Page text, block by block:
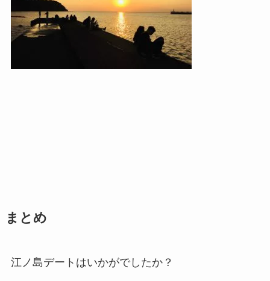
まとめ
江ノ島デートはいかがでしたか？